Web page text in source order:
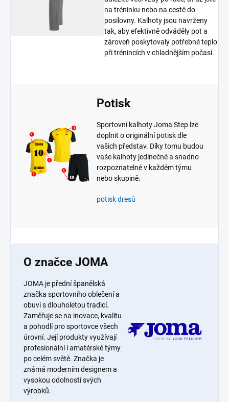
na tréninku nebo na cestě do
posilovny. Kalhoty jsou navrženy
tak, aby efektivně odváděly pot a
zároveň poskytovaly potřebné teplo
při trénincích v chladnějším počasí.
Potisk
Sportovní kalhoty Joma Step lze
doplnit o originální potisk dle
vašich představ. Díky tomu budou
vaše kalhoty jedinečné a snadno
rozpoznatelné v každém týmu
nebo skupině.
potisk dresů
O značce JOMA
JOMA je přední španělská
značka sportovního oblečení a
obuvi s dlouholetou tradicí.
Zaměřuje se na inovace, kvalitu
a pohodlí pro sportovce všech
úrovní. Její produkty využívají
profesionální i amatérské týmy
po celém světě. Značka je
známá moderním designem a
vysokou odolností svých
výrobků.